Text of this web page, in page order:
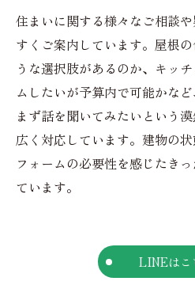
住まいに関する様々なご相談
すくご案内しています。屋根
うな選択肢があるのか、キッ
ムしたいが予算内で可能かな
まず話を聞いてみたいという
広く対応しています。建物の
フォームの必要性を感じたき
ています。
LINEはこ